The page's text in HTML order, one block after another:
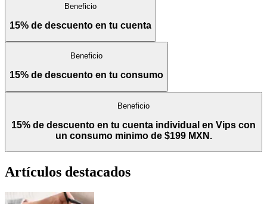
Beneficio
15% de descuento en tu cuenta
Beneficio
15% de descuento en tu consumo
Beneficio
15% de descuento en tu cuenta individual en Vips con
un consumo minimo de $199 MXN.
Artículos destacados